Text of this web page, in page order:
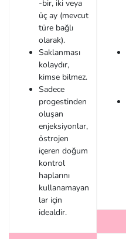
-bir, iki veya
üç ay (mevcut
türe bağlı
olarak).
Saklanması
kolaydır,
kimse bilmez.
Sadece
progestinden
oluşan
enjeksiyonlar,
östrojen
içeren doğum
kontrol
haplarını
kullanamayan
lar için
idealdir.